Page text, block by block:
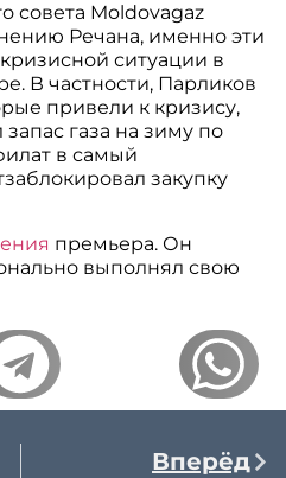
совета Moldovagaz
Речана, именно эти
ситуации в
В частности, Парликов
привели к кризису,
газа на зиму по
в самый
закупку
премьера. Он
выполнял свою
Вперёд